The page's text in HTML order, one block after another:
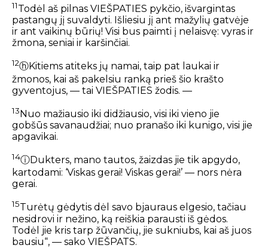
11Todėl aš pilnas VIEŠPATIES pykčio, išvargintas
pastangų jį suvaldyti. Išliesiu jį ant mažylių gatvėje
ir ant vaikinų būrių! Visi bus paimti į nelaisvę: vyras ir
žmona, seniai ir karšinčiai.
12ⓗKitiems atiteks jų namai, taip pat laukai ir
žmonos, kai aš pakelsiu ranką prieš šio krašto
gyventojus, — tai VIEŠPATIES žodis. —
13Nuo mažiausio iki didžiausio, visi iki vieno jie
gobšūs savanaudžiai; nuo pranašo iki kunigo, visi jie
apgavikai.
14ⓘDukters, mano tautos, žaizdas jie tik apgydo,
kartodami: ‘Viskas gerai! Viskas gerai!’ — nors nėra
gerai.
15Turėtų gėdytis dėl savo bjauraus elgesio, tačiau
nesidrovi ir nežino, ką reiškia parausti iš gėdos.
Todėl jie kris tarp žūvančių, jie sukniubs, kai aš juos
bausiu“, — sako VIEŠPATS.